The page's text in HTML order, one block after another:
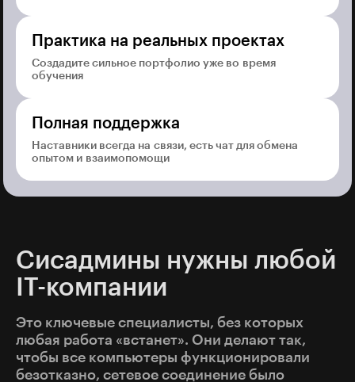
Практика на реальных проектах
Создадите сильное портфолио уже во время
обучения
Полная поддержка
Наставники всегда на связи, есть чат для обмена
опытом и взаимопомощи
Сисадмины нужны любой
IT-компании
Это ключевые специалисты, без которых
любая работа «встанет». Они делают так,
чтобы все компьютеры функционировали
безотказно, сетевое соединение было